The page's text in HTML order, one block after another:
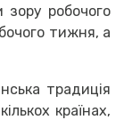
робочого
тижня, а
традиція
країнах,